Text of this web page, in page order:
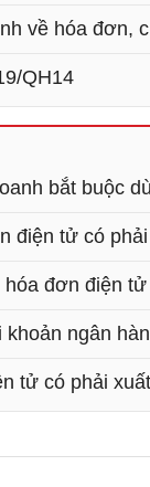
về hóa đơn,
QH14
bắt buộc
điện tử có
đơn điện
ngân
tử có phải